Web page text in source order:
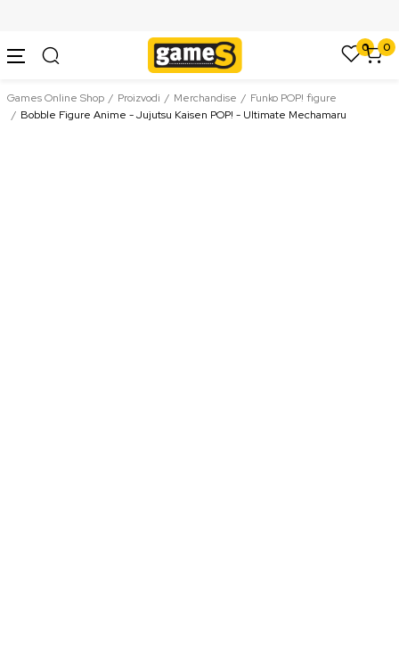
0 0
Games Online Shop Proizvodi Merchandise
Funko POP! figure
Bobble Figure Anime - Jujutsu Kaisen POP! - Ultimate Mechamaru